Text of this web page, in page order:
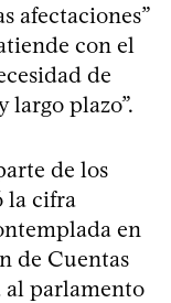
afectaciones”
con el
de
largo plazo”.
de los
la cifra
en
de Cuentas
al parlamento